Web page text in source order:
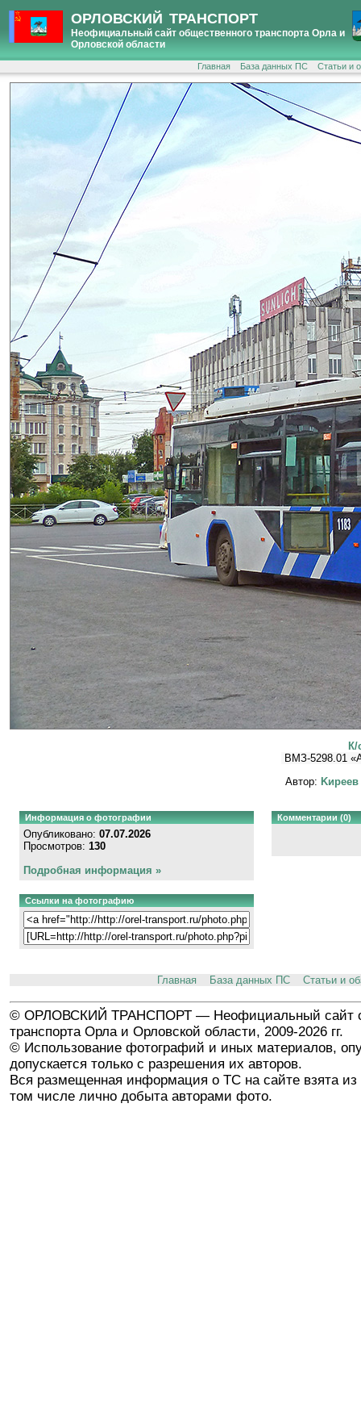
ОРЛОВСКИЙ ТРАНСПОРТ
Неофициальный сайт общественного транспорта Орла и
Орловской области
Главная База данных ПС Статьи и
К/
ВМЗ-5298.01
Автор:
Информация о фотографии
Опубликовано: 07.07.2026
Просмотров: 130
Подробная информация »
Ссылки на фотографию
Комментарии (0)
Главная База данных ПС Статьи и
© ОРЛОВСКИЙ ТРАНСПОРТ — Неофициальный сайт
транспорта Орла и Орловской области, 2009-2026 гг.
© Использование фотографий и иных материалов,
допускается только с разрешения их авторов.
Вся размещенная информация о ТС на сайте взята из
том числе лично добыта авторами фото.